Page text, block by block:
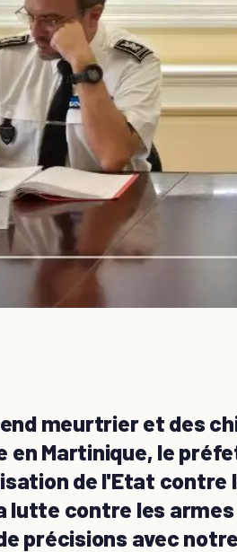
meurtrier et des
en Martinique, le
de l'Etat contre
lutte contre les
précisions avec